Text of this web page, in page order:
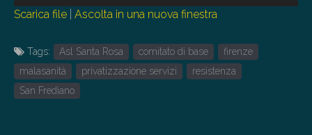
Scarica file Ascolta in una nuova finestra
Tags: Asl Santa Rosa comitato di base
firenze
malasanità
privatizzazione servizi
resistenza
San Frediano